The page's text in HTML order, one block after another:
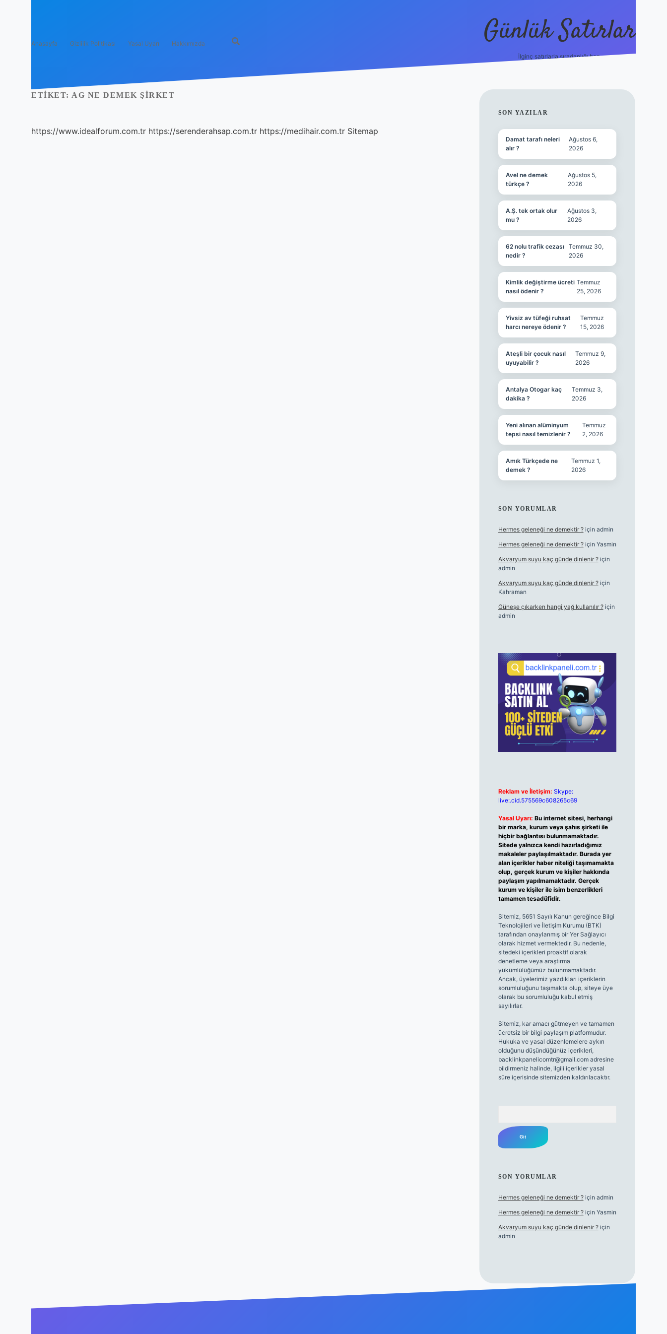
Anasayfa Gizlilik Politikası Yasal Uyarı Hakkımızda Günlük Satırlar
İlginç satırlarla sıradanlığı boz.
ETIKET: AG NE DEMEK ŞIRKET
https://www.idealforum.com.tr https://serenderahsap.com.tr https://medihair.com.tr Sitemap
SIDEBAR
SON YAZILAR
Damat tarafı neleri
alır ?
Ağustos 6,
2026
Avel ne demek
türkçe ?
Ağustos 5,
2026
A.Ş. tek ortak olur
mu ?
Ağustos 3,
2026
62 nolu trafik cezası
nedir ?
Temmuz 30,
2026
Kimlik değiştirme ücreti
nasıl ödenir ?
Temmuz
25, 2026
Yivsiz av tüfeği ruhsat
harcı nereye ödenir ?
Temmuz
15, 2026
Ateşli bir çocuk nasıl
uyuyabilir ?
Temmuz 9,
2026
Antalya Otogar kaç
dakika ?
Temmuz 3,
2026
Yeni alınan alüminyum
tepsi nasıl temizlenir ?
Temmuz
2, 2026
Amık Türkçede ne
demek ?
Temmuz 1,
2026
SON YORUMLAR
Hermes geleneği ne demektir ?için admin
Hermes geleneği ne demektir ?için Yasmin
Akvaryum suyu kaç günde dinlenir ?için
admin
Akvaryum suyu kaç günde dinlenir ?için
Kahraman
Güneşe çıkarken hangi yağ kullanılır ?için
admin
Reklam ve İletişim: Skype:
live:.cid.575569c608265c69
Yasal Uyarı: Bu internet sitesi, herhangi
bir marka, kurum veya şahıs şirketi ile
hiçbir bağlantısı bulunmamaktadır.
Sitede yalnızca kendi hazırladığımız
makaleler paylaşılmaktadır. Burada yer
alan içerikler haber niteliği taşımamakta
olup, gerçek kurum ve kişiler hakkında
paylaşım yapılmamaktadır. Gerçek
kurum ve kişiler ile isim benzerlikleri
tamamen tesadüfidir.
Sitemiz, 5651 Sayılı Kanun gereğince Bilgi
Teknolojileri ve İletişim Kurumu (BTK)
tarafından onaylanmış bir Yer Sağlayıcı
olarak hizmet vermektedir. Bu nedenle,
sitedeki içerikleri proaktif olarak
denetleme veya araştırma
yükümlülüğümüz bulunmamaktadır.
Ancak, üyelerimiz yazdıkları içeriklerin
sorumluluğunu taşımakta olup, siteye üye
olarak bu sorumluluğu kabul etmiş
sayılırlar.
Sitemiz, kar amacı gütmeyen ve tamamen
ücretsiz bir bilgi paylaşım platformudur.
Hukuka ve yasal düzenlemelere aykırı
olduğunu düşündüğünüz içerikleri,
backlinkpanelicomtr@gmail.comadresine
bildirmeniz halinde, ilgili içerikler yasal
süre içerisinde sitemizden kaldırılacaktır.
SON YORUMLAR
Hermes geleneği ne demektir ?için admin
Hermes geleneği ne demektir ?için Yasmin
Akvaryum suyu kaç günde dinlenir ?için
admin
vdcasino